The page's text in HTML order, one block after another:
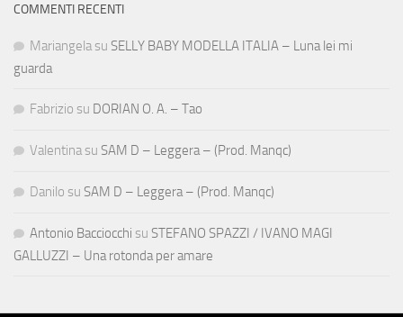
COMMENTI RECENTI
Mariangela su SELLY BABY MODELLA ITALIA – Luna lei mi
guarda
Fabrizio su DORIAN O. A. – Tao
Valentina su SAM D – Leggera – (Prod. Manqc)
Danilo su SAM D – Leggera – (Prod. Manqc)
Antonio Bacciocchi su STEFANO SPAZZI / IVANO MAGI
GALLUZZI – Una rotonda per amare